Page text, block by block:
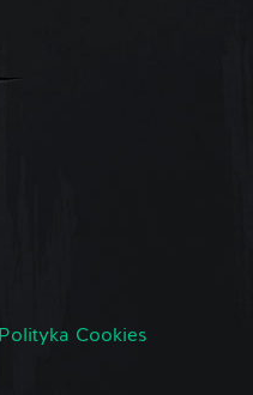
Polityka Cookies